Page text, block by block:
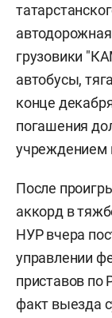
грузовики
автобусы,
конце
погашения
учреждением
После
аккорд в
НУР вчера
управлении
приставов по
факт выезда